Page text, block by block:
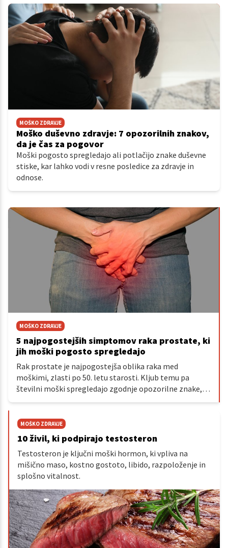
MOŠKO ZDRAVJE
Moško duševno zdravje: 7 opozorilnih znakov,
da je čas za pogovor
Moški pogosto spregledajo ali potlačijo znake duševne
stiske, kar lahko vodi v resne posledice za zdravje in
odnose.
MOŠKO ZDRAVJE
5 najpogostejših simptomov raka prostate, ki
jih moški pogosto spregledajo
Rak prostate je najpogostejša oblika raka med
moškimi, zlasti po 50. letu starosti. Kljub temu pa
številni moški spregledajo zgodnje opozorilne znake,
saj so simptomi pogosto subtilni ali se razvijajo počasi.
MOŠKO ZDRAVJE
10 živil, ki podpirajo testosteron
Testosteron je ključni moški hormon, ki vpliva na
mišično maso, kostno gostoto, libido, razpoloženje in
splošno vitalnost.